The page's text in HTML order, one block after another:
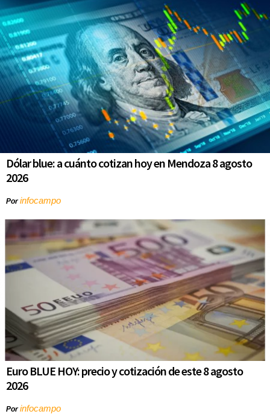
Dólar blue: a cuánto cotizan hoy en Mendoza 8 agosto
2026
Porinfocampo
Euro BLUE HOY: precio y cotización de este 8 agosto
2026
Porinfocampo